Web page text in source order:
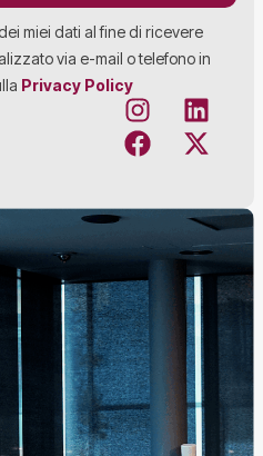
miei dati al fine di ricevere
via e-mail o telefono in
Privacy Policy